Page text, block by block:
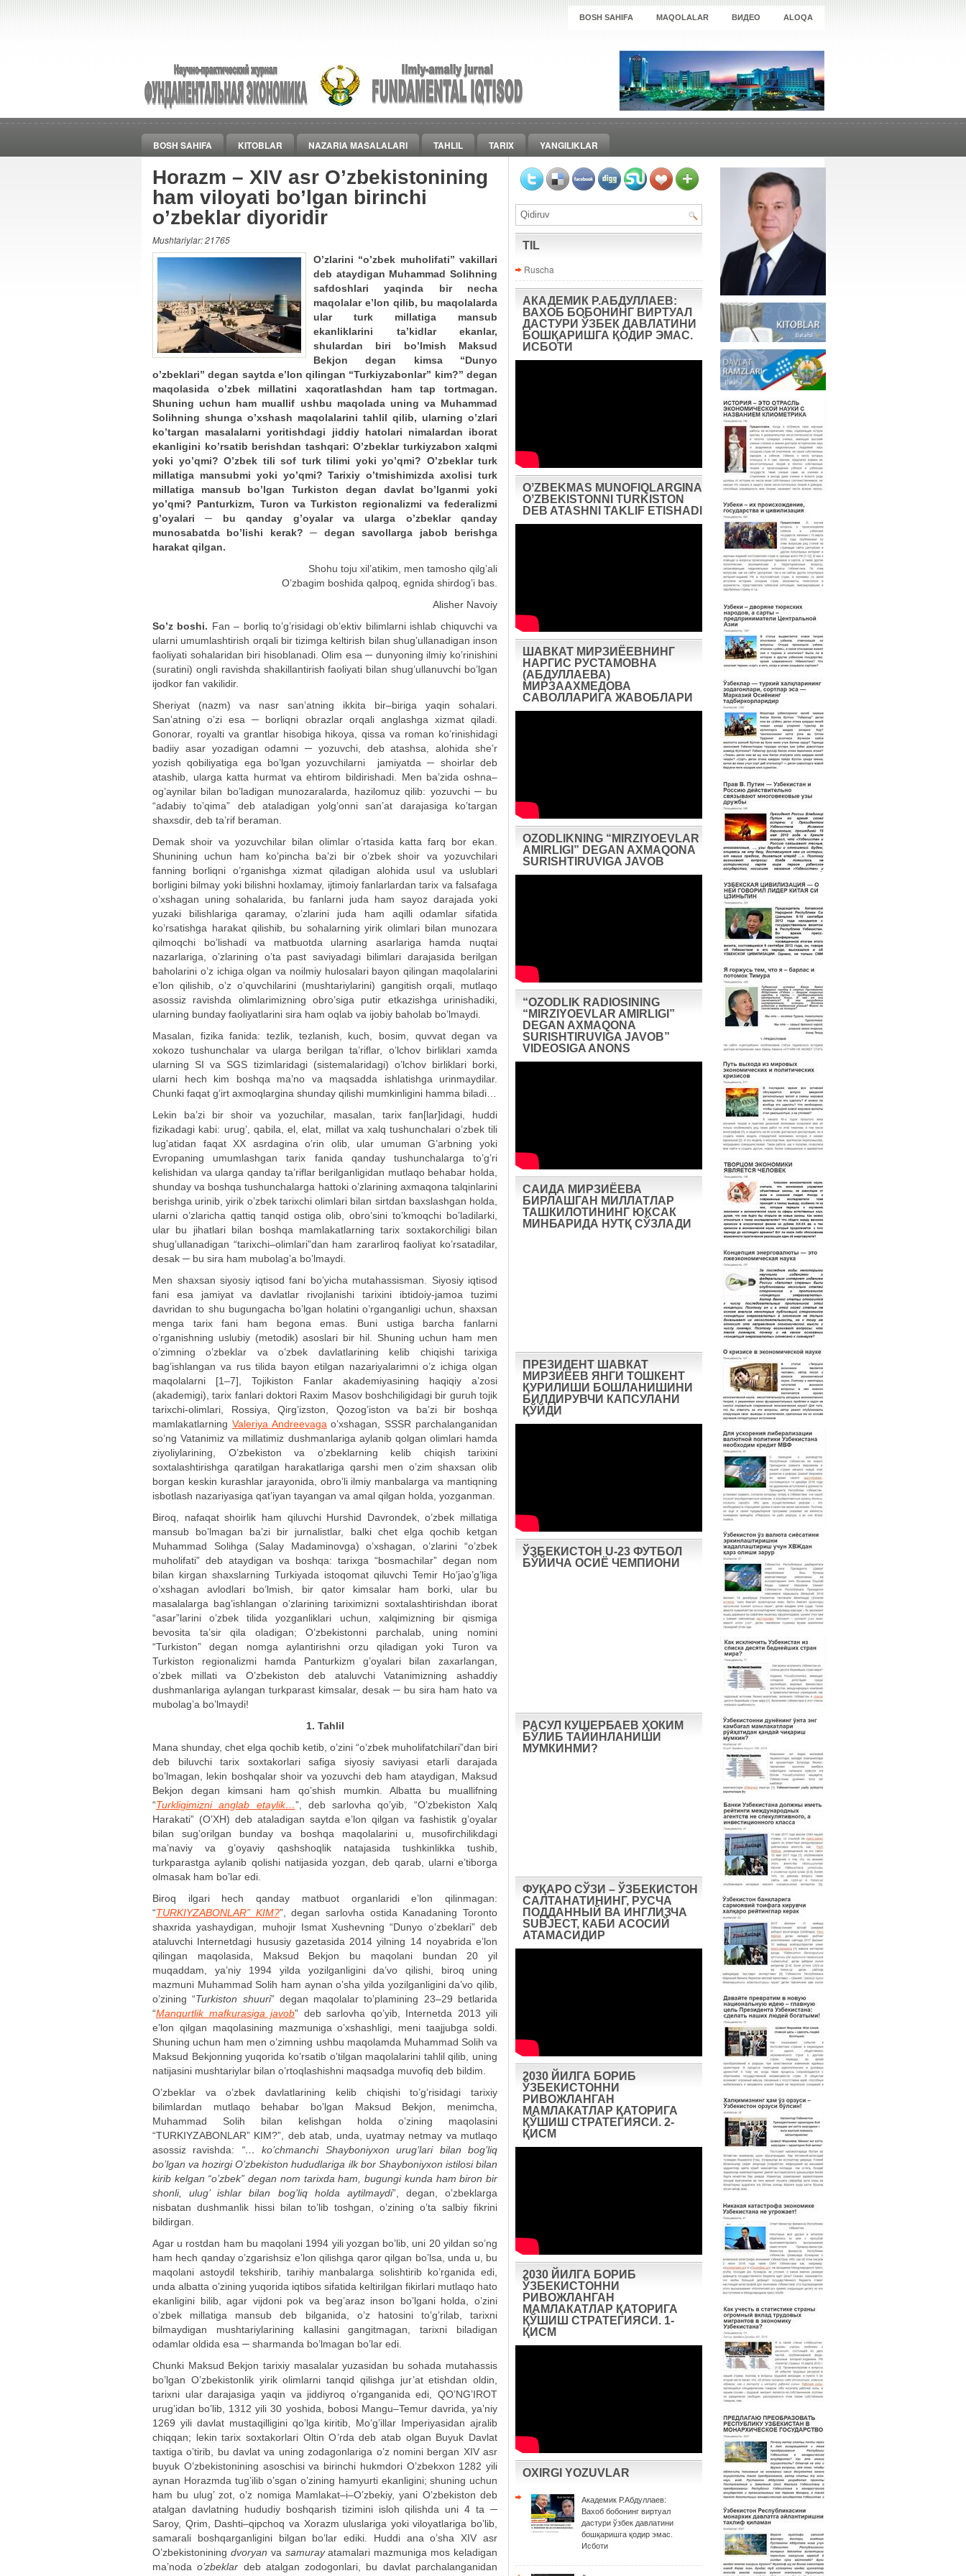
BOSH SAHIFA MAQOLALAR ВИДЕО ALOQA
BOSH SAHIFA KITOBLAR NAZARIA MASALALARI TAHLIL TARIX YANGILIKLAR
Horazm – XIV asr O’zbekistonining
ham viloyati bo’lgan birinchi
o’zbeklar diyoridir
Mushtariylar: 21765
O’zlarini “o’zbek muholifati” vakillari
deb ataydigan Muhammad Solihning
safdoshlari yaqinda bir necha
maqolalar e’lon qilib, bu maqolalarda
ular turk millatiga mansub
ekanliklarini ta’kidlar ekanlar,
shulardan biri bo’lmish Maksud
Bekjon degan kimsa “Dunyo
o’zbeklari” degan saytda e’lon qilingan “Turkiyzabonlar” kim?” degan
maqolasida o’zbek millatini xaqoratlashdan ham tap tortmagan.
Shuning uchun ham muallif ushbu maqolada uning va Muhammad
Solihning shunga o’xshash maqolalarini tahlil qilib, ularning o’zlari
ko’targan masalalarni yoritishdagi jiddiy hatolari nimalardan iborat
ekanligini ko’rsatib berishdan tashqari: O’zbeklar turkiyzabon xalqmi
yoki yo’qmi? O’zbek tili sof turk tilimi yoki yo’qmi? O’zbeklar turk
millatiga mansubmi yoki yo’qmi? Tarixiy o’tmishimizda axolisi turk
millatiga mansub bo’lgan Turkiston degan davlat bo’lganmi yoki
yo’qmi? Panturkizm, Turon va Turkiston regionalizmi va federalizmi
g’oyalari ─ bu qanday g’oyalar va ularga o’zbeklar qanday
munosabatda bo’lishi kerak? ─ degan savollarga jabob berishga
harakat qilgan.
Shohu toju xil’atikim, men tamosho qilg’ali
O’zbagim boshida qalpoq, egnida shirdog’i bas.
Alisher Navoiy
So’z boshi. Fan – borliq to’g’risidagi ob’ektiv bilimlarni ishlab chiquvchi va
ularni umumlashtirish orqali bir tizimga keltirish bilan shug’ullanadigan inson
faoliyati sohalaridan biri hisoblanadi. Olim esa ─ dunyoning ilmiy ko’rinishini
(suratini) ongli ravishda shakillantirish faoliyati bilan shug’ullanuvchi bo’lgan
ijodkor fan vakilidir.
Sheriyat (nazm) va nasr san’atning ikkita bir–biriga yaqin sohalari.
San’atning o’zi esa ─ borliqni obrazlar orqali anglashga xizmat qiladi.
Gonorar, royalti va grantlar hisobiga hikoya, qissa va roman ko’rinishidagi
badiiy asar yozadigan odamni ─ yozuvchi, deb atashsa, alohida she’r
yozish qobiliyatiga ega bo’lgan yozuvchilarni jamiyatda ─ shoirlar deb
atashib, ularga katta hurmat va ehtirom bildirishadi. Men ba’zida oshna–
og’aynilar bilan bo’ladigan munozaralarda, hazilomuz qilib: yozuvchi ─ bu
“adabiy to’qima” deb ataladigan yolg’onni san’at darajasiga ko’targan
shaxsdir, deb ta’rif beraman.
Demak shoir va yozuvchilar bilan olimlar o’rtasida katta farq bor ekan.
Shunining uchun ham ko’pincha ba’zi bir o’zbek shoir va yozuvchilari
fanning borliqni o’rganishga xizmat qiladigan alohida usul va uslublari
borligini bilmay yoki bilishni hoxlamay, ijtimoiy fanlarlardan tarix va falsafaga
o’xshagan uning sohalarida, bu fanlarni juda ham sayoz darajada yoki
yuzaki bilishlariga qaramay, o’zlarini juda ham aqilli odamlar sifatida
ko’rsatishga harakat qilishib, bu sohalarning yirik olimlari bilan munozara
qilmoqchi bo’lishadi va matbuotda ularning asarlariga hamda nuqtai
nazarlariga, o’zlarining o’ta past saviyadagi bilimlari darajasida berilgan
baholarini o’z ichiga olgan va noilmiy hulosalari bayon qilingan maqolalarini
e’lon qilishib, o’z o’quvchilarini (mushtariylarini) gangitish orqali, mutlaqo
asossiz ravishda olimlarimizning obro’siga putir etkazishga urinishadiki,
ularning bunday faoliyatlarini sira ham oqlab va ijobiy baholab bo’lmaydi.
Masalan, fizika fanida: tezlik, tezlanish, kuch, bosim, quvvat degan va
xokozo tushunchalar va ularga berilgan ta’riflar, o’lchov birliklari xamda
ularning SI va SGS tizimlaridagi (sistemalaridagi) o’lchov birliklari borki,
ularni hech kim boshqa ma’no va maqsadda ishlatishga urinmaydilar.
Chunki faqat g’irt axmoqlargina shunday qilishi mumkinligini hamma biladi…
Lekin ba’zi bir shoir va yozuchilar, masalan, tarix fan[lar]idagi, huddi
fizikadagi kabi: urug’, qabila, el, elat, millat va xalq tushunchalari o’zbek tili
lug’atidan faqat XX asrdagina o’rin olib, ular umuman G’arbning yoki
Evropaning umumlashgan tarix fanida qanday tushunchalarga to’g’ri
kelishidan va ularga qanday ta’riflar berilganligidan mutlaqo behabar holda,
shunday va boshqa tushunchalarga hattoki o’zlarining axmaqona talqinlarini
berishga urinib, yirik o’zbek tarixchi olimlari bilan sirtdan baxslashgan holda,
ularni o’zlaricha qattiq tanqid ostiga olib, obro’sini to’kmoqchi bo’ladilarki,
ular bu jihatlari bilan boshqa mamlakatlarning tarix soxtakorchiligi bilan
shug’ullanadigan “tarixchi–olimlari”dan ham zararliroq faoliyat ko’rsatadilar,
desak ─ bu sira ham mubolag’a bo’lmaydi.
Men shaxsan siyosiy iqtisod fani bo’yicha mutahassisman. Siyosiy iqtisod
fani esa jamiyat va davlatlar rivojlanishi tarixini ibtidoiy-jamoa tuzimi
davridan to shu bugungacha bo’lgan holatini o’rganganligi uchun, shaxsan
menga tarix fani ham begona emas. Buni ustiga barcha fanlarni
o’rganishning uslubiy (metodik) asoslari bir hil. Shuning uchun ham men
o’zimning o’zbeklar va o’zbek davlatlarining kelib chiqishi tarixiga
bag’ishlangan va rus tilida bayon etilgan nazariyalarimni o’z ichiga olgan
maqolalarni [1–7], Tojikiston Fanlar akademiyasining haqiqiy a’zosi
(akademigi), tarix fanlari doktori Raxim Masov boshchiligidagi bir guruh tojik
tarixchi-olimlari, Rossiya, Qirg’izston, Qozog’iston va ba’zi bir boshqa
mamlakatlarning Valeriya Andreevaga o’xshagan, SSSR parchalanganidan
so’ng Vatanimiz va millatimiz dushmanlariga aylanib qolgan olimlari hamda
ziyoliylarining, O’zbekiston va o’zbeklarning kelib chiqish tarixini
soxtalashtirishga qaratilgan harakatlariga qarshi men o’zim shaxsan olib
borgan keskin kurashlar jarayonida, obro’li ilmiy manbalarga va mantiqning
isbotlash nazariyasiga qat’iyan tayangan va amal qilgan holda, yozganman.
Biroq, nafaqat shoirlik ham qiluvchi Hurshid Davrondek, o’zbek millatiga
mansub bo’lmagan ba’zi bir jurnalistlar, balki chet elga qochib ketgan
Muhammad Solihga (Salay Madaminovga) o’xshagan, o’zlarini “o’zbek
muholifati” deb ataydigan va boshqa: tarixga “bosmachilar” degan nom
bilan kirgan shaxslarning Turkiyada istoqomat qiluvchi Temir Ho’jao’g’liga
o’xshagan avlodlari bo’lmish, bir qator kimsalar ham borki, ular bu
masalalarga bag’ishlangan o’zlarining tariximizni soxtalashtirishdan iborat
“asar”larini o’zbek tilida yozganliklari uchun, xalqimizning bir qismiga
bevosita ta’sir qila oladigan; O’zbekistonni parchalab, uning nomini
“Turkiston” degan nomga aylantirishni orzu qiladigan yoki Turon va
Turkiston regionalizmi hamda Panturkizm g’oyalari bilan zaxarlangan,
o’zbek millati va O’zbekiston deb ataluvchi Vatanimizning ashaddiy
dushmanlariga aylangan turkparast kimsalar, desak ─ bu sira ham hato va
mubolag’a bo’lmaydi!
1. Tahlil
Mana shunday, chet elga qochib ketib, o’zini “o’zbek muholifatchilari”dan biri
deb biluvchi tarix soxtakorlari safiga siyosiy saviyasi etarli darajada
bo’lmagan, lekin boshqalar shoir va yozuvchi deb ham ataydigan, Maksud
Bekjon degan kimsani ham qo’shish mumkin. Albatta bu muallifning
“Turkligimizni anglab etaylik…”, deb sarlovha qo’yib, “O’zbekiston Xalq
Harakati” (O’XH) deb ataladigan saytda e’lon qilgan va fashistik g’oyalar
bilan sug’orilgan bunday va boshqa maqolalarini u, musofirchilikdagi
ma’naviy va g’oyaviy qashshoqlik natajasida tushkinlikka tushib,
turkparastga aylanib qolishi natijasida yozgan, deb qarab, ularni e’tiborga
olmasak ham bo’lar edi.
Biroq ilgari hech qanday matbuot organlaridi e’lon qilinmagan:
“TURKIYZABONLAR” KIM?”, degan sarlovha ostida Kanadaning Toronto
shaxrida yashaydigan, muhojir Ismat Xushevning “Dunyo o’zbeklari” deb
ataluvchi Internetdagi hususiy gazetasida 2014 yilning 14 noyabrida e’lon
qilingan maqolasida, Maksud Bekjon bu maqolani bundan 20 yil
muqaddam, ya’niy 1994 yilda yozilganligini da’vo qilishi, biroq uning
mazmuni Muhammad Solih ham aynan o’sha yilda yozilganligini da’vo qilib,
o’zining “Turkiston shuuri” degan maqolalar to’plamining 23–29 betlarida
“Manqurtlik mafkurasiga javob” deb sarlovha qo’yib, Internetda 2013 yili
e’lon qilgan maqolasining mazmuniga o’xshashligi, meni taajjubga soldi.
Shuning uchun ham men o’zimning ushbu maqolamda Muhammad Solih va
Maksud Bekjonning yuqorida ko’rsatib o’tilgan maqolalarini tahlil qilib, uning
natijasini mushtariylar bilan o’rtoqlashishni maqsadga muvofiq deb bildim.
O’zbeklar va o’zbek davlatlarining kelib chiqishi to’g’risidagi tarixiy
bilimlardan mutlaqo behabar bo’lgan Maksud Bekjon, menimcha,
Muhammad Solih bilan kelishgan holda o’zining maqolasini
“TURKIYZABONLAR” KIM?”, deb atab, unda, uyatmay netmay va mutlaqo
asossiz ravishda: “… ko’chmanchi Shayboniyxon urug’lari bilan bog’liq
bo’lgan va hozirgi O’zbekiston hududlariga ilk bor Shayboniyxon istilosi bilan
kirib kelgan “o’zbek” degan nom tarixda ham, bugungi kunda ham biron bir
shonli, ulug’ ishlar bilan bog’liq holda aytilmaydi”, degan, o’zbeklarga
nisbatan dushmanlik hissi bilan to’lib toshgan, o’zining o’ta salbiy fikrini
bildirgan.
Agar u rostdan ham bu maqolani 1994 yili yozgan bo’lib, uni 20 yildan so’ng
ham hech qanday o’zgarishsiz e’lon qilishga qaror qilgan bo’lsa, unda u, bu
maqolani astoydil tekshirib, tarihiy manbalarga solishtirib ko’rganida edi,
unda albatta o’zining yuqorida iqtibos sifatida keltirilgan fikirlari mutlaqo hato
ekanligini bilib, agar vijdoni pok va beg’araz inson bo’lgani holda, o’zini
o’zbek millatiga mansub deb bilganida, o’z hatosini to’g’rilab, tarixni
bilmaydigan mushtariylarining kallasini gangitmagan, tarixni biladigan
odamlar oldida esa ─ sharmanda bo’lmagan bo’lar edi.
Chunki Maksud Bekjon tarixiy masalalar yuzasidan bu sohada mutahassis
bo’lgan O’zbekistonlik yirik olimlarni tanqid qilishga jur’at etishdan oldin,
tarixni ular darajasiga yaqin va jiddiyroq o’rganganida edi, QO’NG’IROT
urug’idan bo’lib, 1312 yili 30 yoshida, bobosi Mangu–Temur davrida, ya’niy
1269 yili davlat mustaqilligini qo’lga kiritib, Mo’g’illar Imperiyasidan ajralib
chiqqan; lekin tarix soxtakorlari Oltin O’rda deb atab olgan Buyuk Davlat
taxtiga o’tirib, bu davlat va uning zodagonlariga o’z nomini bergan XIV asr
buyuk O’zbekistonining asoschisi va birinchi hukmdori O’zbekxon 1282 yili
aynan Horazmda tug’ilib o’sgan o’zining hamyurti ekanligini; shuning uchun
ham bu ulug’ zot, o’z nomiga Mamlakat–i–O’zbekiy, yani O’zbekiston deb
atalgan davlatning hududiy boshqarish tizimini isloh qilishda uni 4 ta ─
Saroy, Qrim, Dashti–qipchoq va Xorazm uluslariga yoki viloyatlariga bo’lib,
samarali boshqarganligini bilgan bo’lar ediki. Huddi ana o’sha XIV asr
O’zbekistonining dvoryan va samurayatamalari mazmuniga mos keladigan
ma’nodao’zbeklar deb atalgan zodogonlari, bu davlat parchalanganidan
TIL
Ruscha
АКАДЕМИК Р.АБДУЛЛАЕВ:
ВАХОБ БОБОНИНГ ВИРТУАЛ
ДАСТУРИ ЎЗБЕК ДАВЛАТИНИ
БОШҚАРИШГА ҚОДИР ЭМАС.
ИСБОТИ
OʼZBEKMAS MUNOFIQLARGINA
OʼZBEKISTONNI TURKISTON
DEB ATASHNI TAKLIF ETISHADI
ШАВКАТ МИРЗИЁЕВНИНГ
НАРГИС РУСТАМОВНА
(АБДУЛЛАЕВА)
МИРЗААХМЕДОВА
САВОЛЛАРИГА ЖАВОБЛАРИ
OZODLIKNING “MIRZIYOEVLAR
AMIRLIGI” DEGAN AXMAQONA
SURISHTIRUVIGA JAVOB
“OZODLIK RADIOSINING
“MIRZIYOEVLAR AMIRLIGI”
DEGAN AXMAQONA
SURISHTIRUVIGA JAVOB”
VIDEOSIGA ANONS
САИДА МИРЗИЁЕВА
БИРЛАШГАН МИЛЛАТЛАР
ТАШКИЛОТИНИНГ ЮКСАК
МИНБАРИДА НУТҚ СЎЗЛАДИ
ПРЕЗИДЕНТ ШАВКАТ
МИРЗИЁЕВ ЯНГИ ТОШКЕНТ
ҚУРИЛИШИ БОШЛАНИШИНИ
БИЛДИРУВЧИ КАПСУЛАНИ
ҚЎЙДИ
ЎЗБЕКИСТОН U-23 ФУТБОЛ
БЎЙИЧА ОСИЁ ЧЕМПИОНИ
РАСУЛ КУШЕРБАЕВ ҲОКИМ
БЎЛИБ ТАЙИНЛАНИШИ
МУМКИНМИ?
ФУҚАРО СЎЗИ – ЎЗБЕКИСТОН
САЛТАНАТИНИНГ, РУСЧА
ПОДДАННЫЙ ВА ИНГЛИЗЧА
SUBJECT, КАБИ АСОСИЙ
АТАМАСИДИР
2030 ЙИЛГА БОРИБ
ЎЗБЕКИСТОННИ
РИВОЖЛАНГАН
МАМЛАКАТЛАР ҚАТОРИГА
ҚЎШИШ СТРАТЕГИЯСИ. 2-
ҚИСМ
2030 ЙИЛГА БОРИБ
ЎЗБЕКИСТОННИ
РИВОЖЛАНГАН
МАМЛАКАТЛАР ҚАТОРИГА
ҚЎШИШ СТРАТЕГИЯСИ. 1-
ҚИСМ
OXIRGI YOZUVLAR
Академик Р.Абдуллаев:
Вахоб бобонинг виртуал
дастури ўзбек давлатини
бошқаришга қодир эмас.
Исботи